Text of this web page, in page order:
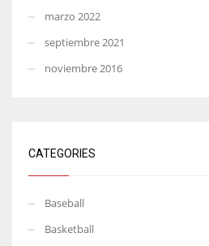
marzo 2022
septiembre 2021
noviembre 2016
CATEGORIES
Baseball
Basketball